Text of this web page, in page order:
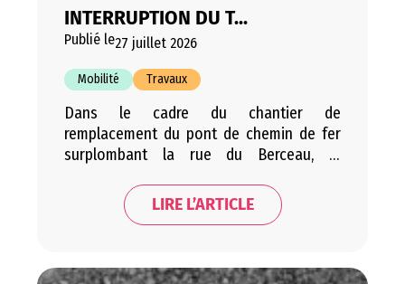
INTERRUPTION DU T...
Publié le27 juillet 2026
Mobilité Travaux
Dans le cadre du chantier de
remplacement du pont de chemin de fer
surplombant la rue du Berceau, le
Infrabel mènera des travaux de
renouvellement de l’infrastructure du
remplacement Aucun train entre Ottignies
LIRE L’ARTICLE